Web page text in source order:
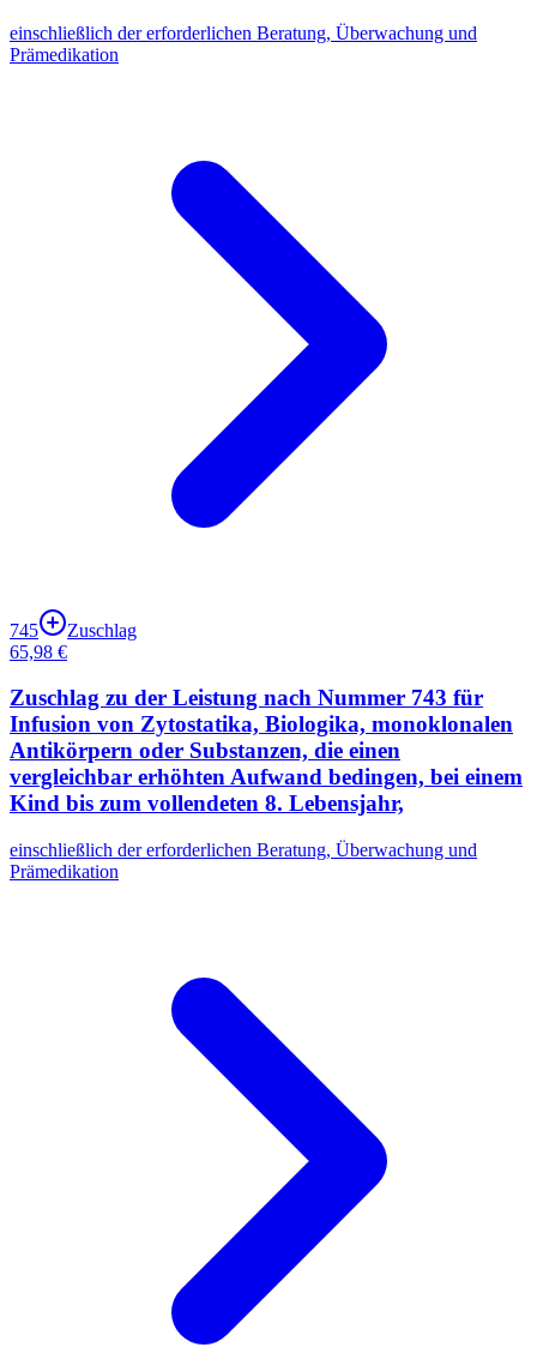
einschließlich der erforderlichen Beratung, Überwachung und
Prämedikation
745
Zuschlag
65,98 €
Zuschlag zu der Leistung nach Nummer 743 für
Infusion von Zytostatika, Biologika, monoklonalen
Antikörpern oder Substanzen, die einen
vergleichbar erhöhten Aufwand bedingen, bei einem
Kind bis zum vollendeten 8. Lebensjahr,
einschließlich der erforderlichen Beratung, Überwachung und
Prämedikation